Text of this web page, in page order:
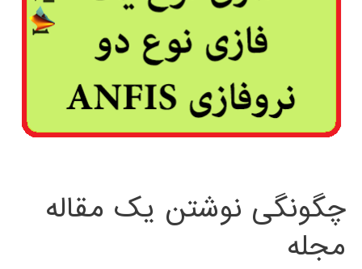
چگونگی نوشتن یک مقاله
مجله